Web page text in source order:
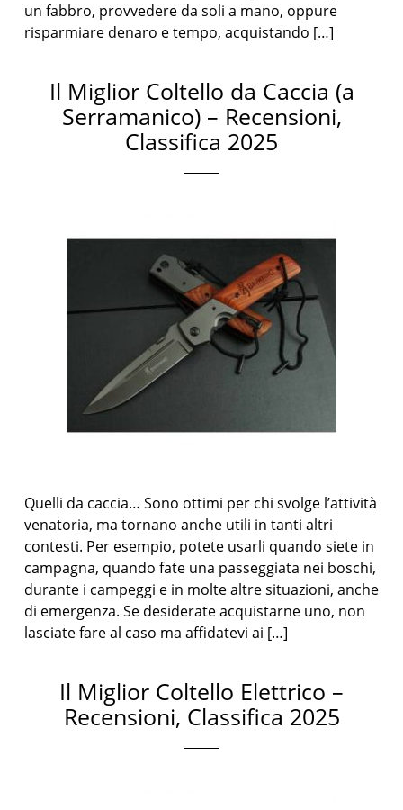
un fabbro, provvedere da soli a mano, oppure
risparmiare denaro e tempo, acquistando […]
Il Miglior Coltello da Caccia (a
Serramanico) – Recensioni,
Classifica 2025
Quelli da caccia… Sono ottimi per chi svolge l’attività
venatoria, ma tornano anche utili in tanti altri
contesti. Per esempio, potete usarli quando siete in
campagna, quando fate una passeggiata nei boschi,
durante i campeggi e in molte altre situazioni, anche
di emergenza. Se desiderate acquistarne uno, non
lasciate fare al caso ma affidatevi ai […]
Il Miglior Coltello Elettrico –
Recensioni, Classifica 2025